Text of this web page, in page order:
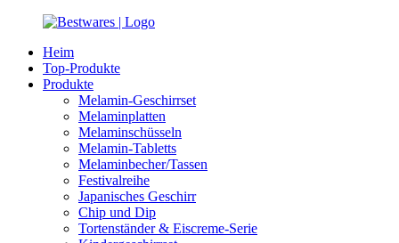
Heim
Top-Produkte
Produkte
Melamin-Geschirrset
Melaminplatten
Melaminschüsseln
Melamin-Tabletts
Melaminbecher/Tassen
Festivalreihe
Japanisches Geschirr
Chip und Dip
Tortenständer & Eiscreme-Serie